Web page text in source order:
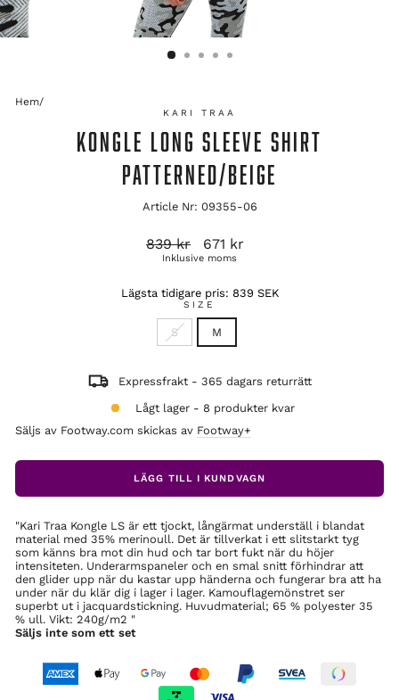
Hem/
KARI TRAA
KONGLE LONG SLEEVE SHIRT
PATTERNED/BEIGE
Article Nr: 09355-06
Ordinarie
pris
839 kr Reapris
671 kr
Inklusive moms
Lägsta tidigare pris: 839 SEK
SIZE
S M
Expressfrakt - 365 dagars returrätt
Lågt lager - 8 produkter kvar
Säljs av Footway.com skickas av Footway+
LÄGG TILL I KUNDVAGN
"Kari Traa Kongle LS är ett tjockt, långärmat underställ i blandat
material med 35% merinoull. Det är tillverkat i ett slitstarkt tyg
som känns bra mot din hud och tar bort fukt när du höjer
intensiteten. Underarmspaneler och en smal snitt förhindrar att
den glider upp när du kastar upp händerna och fungerar bra att ha
under när du klär dig i lager i lager. Kamouflagemönstret ser
superbt ut i jacquardstickning. Huvudmaterial; 65 % polyester 35
% ull. Vikt: 240g/m2 "
Säljs inte som ett set